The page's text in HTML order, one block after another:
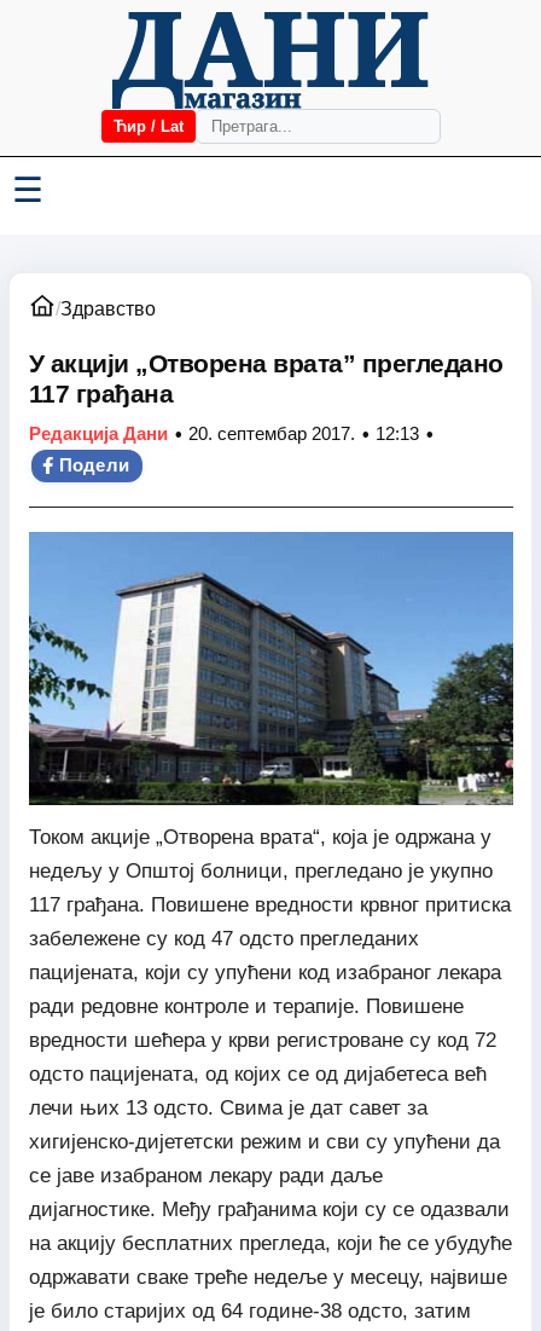
Ћир / Lat
☰
/Здравство
У акцији „Отворена врата” прегледано
117 грађана
Редакција Дани • 20. септембар 2017. • 12:13 •
Подели
Током акције „Отворена врата“, која је одржана у
недељу у Општој болници, прегледано је укупно
117 грађана. Повишене вредности крвног притиска
забележене су код 47 одсто прегледаних
пацијената, који су упућени код изабраног лекара
ради редовне контроле и терапије. Повишене
вредности шећера у крви регистроване су код 72
одсто пацијената, од којих се од дијабетеса већ
лечи њих 13 одсто. Свима је дат савет за
хигијенско-дијететски режим и сви су упућени да
се јаве изабраном лекару ради даље
дијагностике. Међу грађанима који су се одазвали
на акцију бесплатних прегледа, који ће се убудуће
одржавати сваке треће недеље у месецу, највише
је било старијих од 64 године-38 одсто, затим